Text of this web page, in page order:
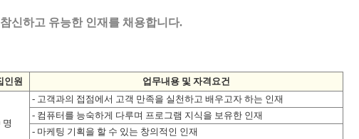
신하고 유능한 인재를 채용합니다.
인원 업무내용 및 자격요건
명
- 고객과의 접점에서 고객 만족을 실천하고 배우고자 하는 인재
- 컴퓨터를 능숙하게 다루며 프로그램 지식을 보유한 인재
- 마케팅 기획을 할 수 있는 창의적인 인재